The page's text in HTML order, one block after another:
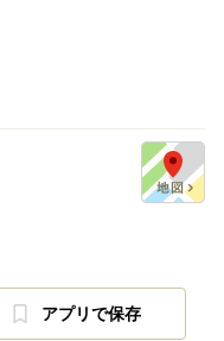
アプリで保存